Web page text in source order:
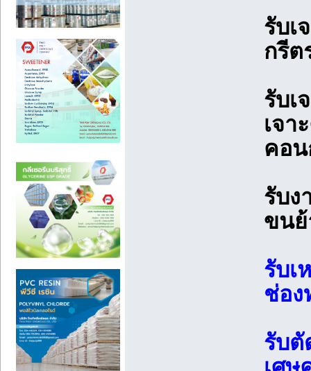
รับเ
กรีต
รับเ
เจา
คอ
รับง
ขนย้
รับเ
ช่อ
รับตั